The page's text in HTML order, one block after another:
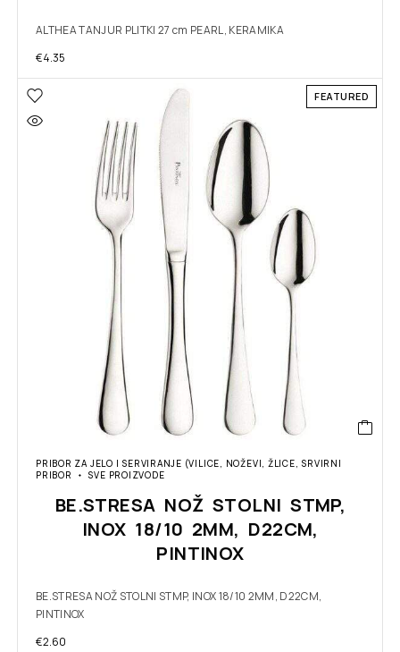
ALTHEA TANJUR PLITKI 27 cm PEARL, KERAMIKA
€4.35
FEATURED
PRIBOR ZA JELO I SERVIRANJE (VILICE, NOŽEVI, ŽLICE, SRVIRNI
PRIBOR
SVE PROIZVODE
BE.STRESA NOŽ STOLNI STMP,
INOX 18/10 2MM, D22CM,
PINTINOX
BE.STRESA NOŽ STOLNI STMP, INOX 18/10 2MM, D22CM,
PINTINOX
€2.60